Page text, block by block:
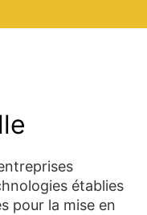
établies
pour la mise en